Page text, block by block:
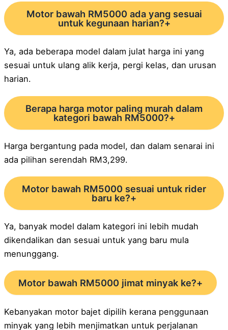
Motor bawah RM5000 ada yang sesuai
untuk kegunaan harian?+
Ya, ada beberapa model dalam julat harga ini yang
sesuai untuk ulang alik kerja, pergi kelas, dan urusan
harian.
Berapa harga motor paling murah dalam
kategori bawah RM5000?+
Harga bergantung pada model, dan dalam senarai ini
ada pilihan serendah RM3,299.
Motor bawah RM5000 sesuai untuk rider
baru ke?+
Ya, banyak model dalam kategori ini lebih mudah
dikendalikan dan sesuai untuk yang baru mula
menunggang.
Motor bawah RM5000 jimat minyak ke?+
Kebanyakan motor bajet dipilih kerana penggunaan
minyak yang lebih menjimatkan untuk perjalanan